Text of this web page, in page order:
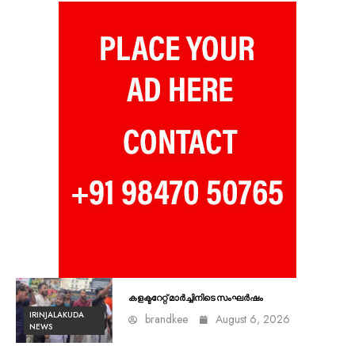
IRINJALAKUDA
NEWS
കളക്ടറേറ്റ് മാർച്ചിനിടെ സംഘർഷം
brandkee August 6, 2026